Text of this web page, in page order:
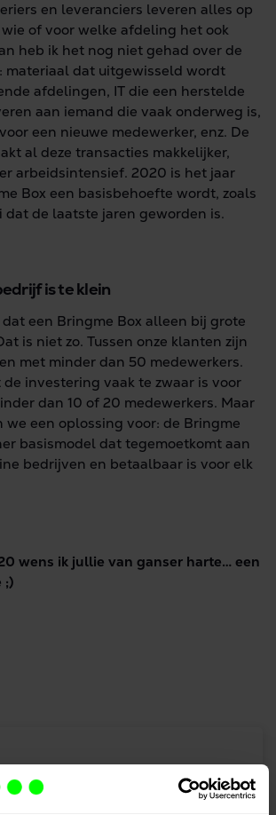
en leveranciers leveren alles op
of voor welke afdeling het ook
heb ik het nog niet gehad over de
materiaal dat uitgewisseld wordt
afdelingen, IT die een herstelde
aan iemand die vaak onderweg is,
een nieuwe medewerker, enz. De
al deze transacties makkelijker,
arbeidsintensief. 2020 is het jaar
Box een basisbehoefte wordt, zoals
de laatste jaren geworden is.
is te klein
een Bringme Box alleen bij grote
is niet zo. Tussen onze klanten zijn
met minder dan 50 medewerkers.
de investering vaak te zwaar is voor
dan 10 of 20 medewerkers. Maar
we een oplossing voor: de Bringme
basismodel dat tegemoetkomt aan
bedrijven en betaalbaar is voor elk
wens ik jullie van ganser harte… een
;)
over de Bringme